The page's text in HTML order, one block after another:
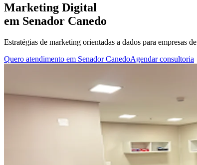
Marketing Digital
em Senador Canedo
Estratégias de marketing orientadas a dados para empresas de
Quero atendimento em Senador CanedoAgendar consultoria